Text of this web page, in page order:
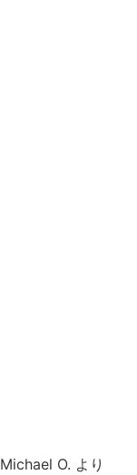
Michael O. より